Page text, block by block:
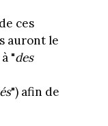
ces
auront le
"des
") afin de